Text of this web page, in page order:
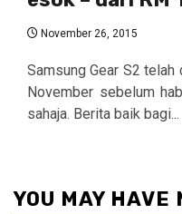
November 26, 2015
Samsung Gear S2 telah
November sebelum
sahaja. Berita baik bagi...
YOU MAY HAVE